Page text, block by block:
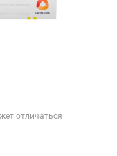
отличаться